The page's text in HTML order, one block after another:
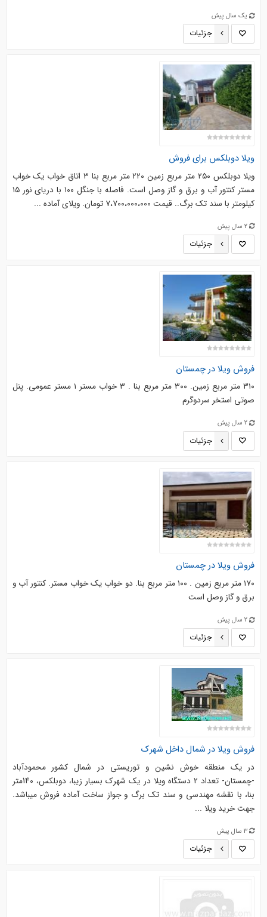
یک سال پیش
جزئیات
ویلا دوبلکس برای فروش
ویلا دوبلکس ۲۵۰ متر مربع زمین ۲۲۰ متر مربع بنا ۳ اتاق خواب یک خواب
مستر کنتور آب و برق و گاز وصل است. فاصله با جنگل ۱۰۰ با دریای نور ۱۵
کیلومتر با سند تک برگ.. قیمت ۷،۷۰۰،۰۰۰،۰۰۰ تومان. ویلای آماده ...
2 سال پیش
جزئیات
فروش ویلا در چمستان
۳۱۰ متر مربع زمین. ۳۰۰ متر مربع بنا . ۳ خواب مستر ۱ مستر عمومی. پنل
صوتی استخر سردوگرم
2 سال پیش
جزئیات
فروش ویلا در چمستان
۱۷۰ متر مربع زمین . ۱۰۰ متر مربع بنا. دو خواب یک خواب مستر. کنتور آب و
برق و گاز وصل است
2 سال پیش
جزئیات
فروش ويلا در شمال داخل شهرك
در يك منطقه خوش نشين و توريستي در شمال كشور محمودآباد
-چمستان- تعداد 2 دستگاه ويلا در يك شهرك بسيار زيبا، دوبلكس، 140متر
بنا، با نقشه مهندسي و سند تك برگ و جواز ساخت آماده فروش ميباشد.
جهت خريد ويلا ...
3 سال پیش
جزئیات